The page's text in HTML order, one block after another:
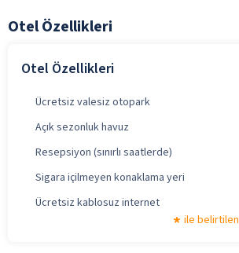
Otel Özellikleri
Otel Özellikleri
Ücretsiz valesiz otopark
Açık sezonluk havuz
Resepsiyon (sınırlı saatlerde)
Sigara içilmeyen konaklama yeri
Ücretsiz kablosuz internet
ile